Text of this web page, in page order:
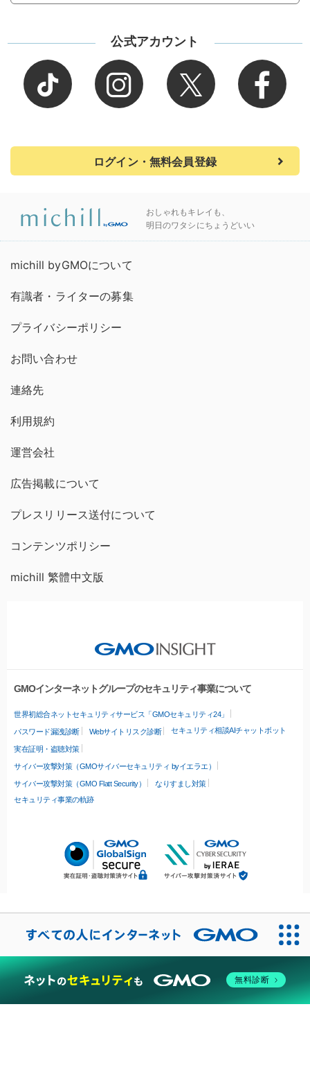
公式アカウント
ログイン・無料会員登録
おしゃれもキレイも、
明日のワタシにちょうどいい
michill byGMOについて
有識者・ライターの募集
プライバシーポリシー
お問い合わせ
連絡先
利用規約
運営会社
広告掲載について
プレスリリース送付について
コンテンツポリシー
michill 繁體中文版
GMOインターネットグループのセキュリティ事業について
世界初総合ネットセキュリティサービス「GMOセキュリティ24」
パスワード漏洩診断 Webサイトリスク診断 セキュリティ相談AIチャットボット
実在証明・盗聴対策
サイバー攻撃対策（GMOサイバーセキュリティ byイエラエ）
サイバー攻撃対策（GMO Flatt Security）
なりすまし対策
セキュリティ事業の軌跡
無料診断